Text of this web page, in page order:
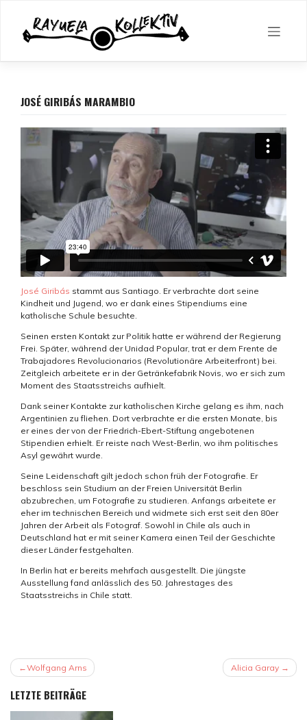
content
JOSÉ GIRIBÁS MARAMBIO
José Giribás stammt aus Santiago. Er verbrachte dort seine
Kindheit und Jugend, wo er dank eines Stipendiums eine
katholische Schule besuchte.
Seinen ersten Kontakt zur Politik hatte er während der Regierung
Frei. Später, während der Unidad Popular, trat er dem Frente de
Trabajadores Revolucionarios (Revolutionäre Arbeiterfront) bei.
Zeitgleich arbeitete er in der Getränkefabrik Novis, wo er sich zum
Moment des Staatsstreichs aufhielt.
Dank seiner Kontakte zur katholischen Kirche gelang es ihm, nach
Argentinien zu fliehen. Dort verbrachte er die ersten Monate, bis
er eines der von der Friedrich-Ebert-Stiftung angebotenen
Stipendien erhielt. Er reiste nach West-Berlin, wo ihm politisches
Asyl gewährt wurde.
Seine Leidenschaft gilt jedoch schon früh der Fotografie. Er
beschloss sein Studium an der Freien Universität Berlin
abzubrechen, um Fotografie zu studieren. Anfangs arbeitete er
eher im technischen Bereich und widmete sich erst seit den 80er
Jahren der Arbeit als Fotograf. Sowohl in Chile als auch in
Deutschland hat er mit seiner Kamera einen Teil der Geschichte
dieser Länder festgehalten.
In Berlin hat er bereits mehrfach ausgestellt. Die jüngste
Ausstellung fand anlässlich des 50. Jahrestages des
Staatsstreichs in Chile statt.
BEITRAGSNAVIGATION
Wolfgang Arns Alicia Garay
LETZTE BEITRÄGE